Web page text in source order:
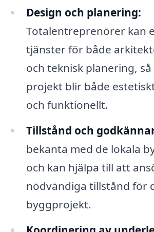
Design och planering:
Totalentreprenörer kan
tjänster för både
och teknisk planering,
projekt blir både
och funktionellt.
Tillstånd och
bekanta med de lokala
och kan hjälpa till att
nödvändiga tillstånd för
byggprojekt.